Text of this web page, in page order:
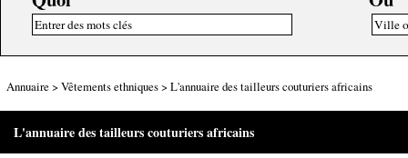
Annuaire > Vêtements ethniques> L'annuaire des tailleurs couturiers africains
L'annuaire des tailleurs couturiers africains